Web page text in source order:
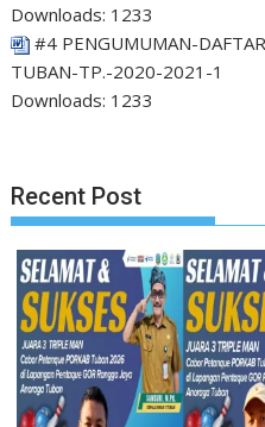
Downloads: 1233
#4 PENGUMUMAN-
TUBAN-TP.-2020-2021-1
Downloads: 1233
Recent Post